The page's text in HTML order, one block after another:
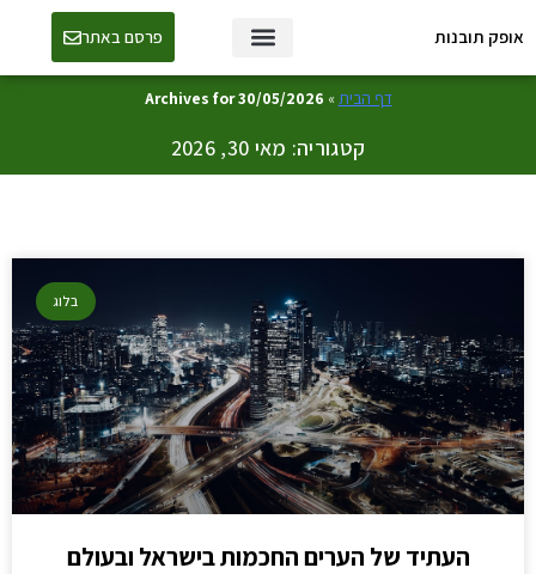
אופק תובנות פרסם באתר
דף הבית»
Archives for 30/05/2026
קטגוריה: מאי 30, 2026
בלוג
העתיד של הערים החכמות בישראל ובעולם